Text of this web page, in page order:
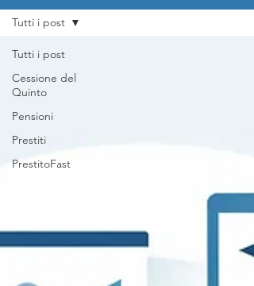
Tutti i post
Cessione del
Quinto
Pensioni
Prestiti
PrestitoFast
Tutti i post